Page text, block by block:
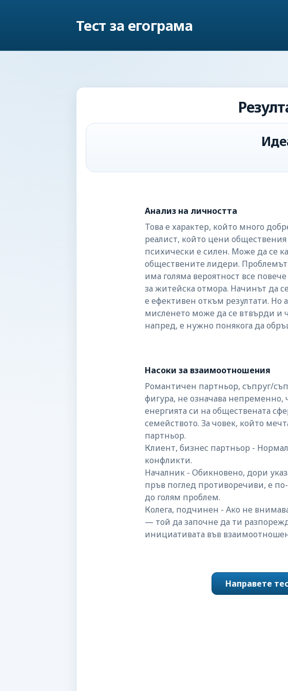
Тест за егограма
Анализ на личността
Това е характер, който много
реалист, който цени
психически е силен. Може да се
обществените лидери.
има голяма вероятност все
за житейска отмора. Начинът да
е ефективен откъм резултати. Но
мисленето може да се втвърди и
напред, е нужно понякога да
Насоки за взаимоотношения
Романтичен партньор, съпруг/
фигура, не означава непременно,
енергията си на обществената
семейството. За човек, който
партньор.
Клиент, бизнес партньор -
конфликти.
Началник - Обикновено, дори
пръв поглед противоречиви, е
до голям проблем.
Колега, подчинен - Ако не
— той да започне да ти
инициативата във
Направете